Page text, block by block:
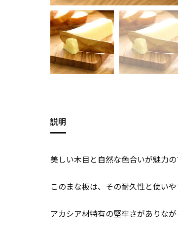
説明
美しい木目と自然な色合いが魅力
このまな板は、その耐久性と使い
アカシア材特有の堅牢さがありな